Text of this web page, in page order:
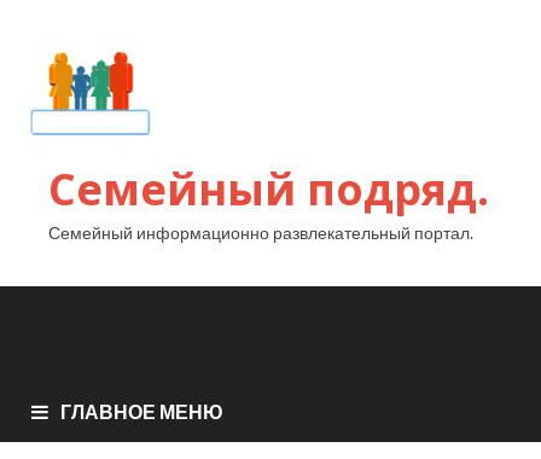
Семейный подряд.
Семейный информационно развлекательный портал.
ГЛАВНОЕ МЕНЮ